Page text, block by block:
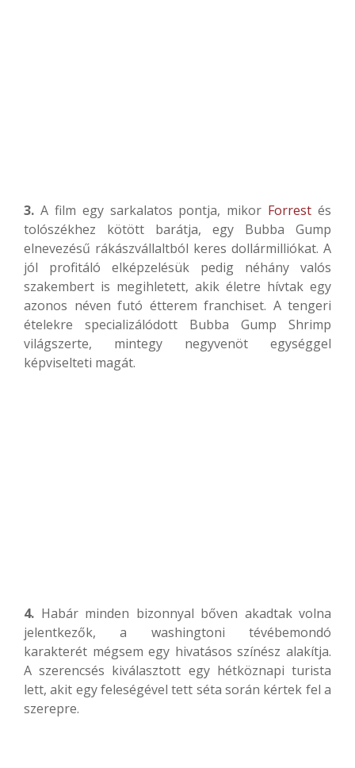
3. A film egy sarkalatos pontja, mikor Forrest és
tolószékhez kötött barátja, egy Bubba Gump
elnevezésű rákászvállaltból keres dollármilliókat. A
jól profitáló elképzelésük pedig néhány valós
szakembert is megihletett, akik életre hívtak egy
azonos néven futó étterem franchiset. A tengeri
ételekre specializálódott Bubba Gump Shrimp
világszerte, mintegy negyvenöt egységgel
képviselteti magát.
4. Habár minden bizonnyal bőven akadtak volna
jelentkezők, a washingtoni tévébemondó
karakterét mégsem egy hivatásos színész alakítja.
A szerencsés kiválasztott egy hétköznapi turista
lett, akit egy feleségével tett séta során kértek fel a
szerepre.